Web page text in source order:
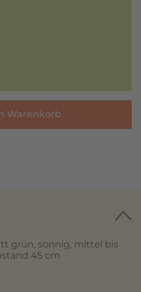
Warenkorb
grün, sonnig, mittel bis
45 cm